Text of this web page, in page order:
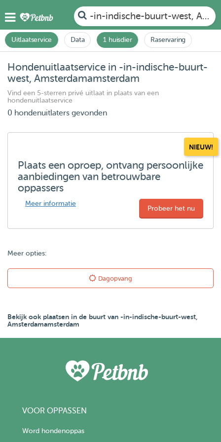
-in-indische-buurt-west,
Uitlaatservice Data 1 huisdier Raservaring
Hondenuitlaatservice in -in-indische-buurt-
west, Amsterdamamsterdam
Vind een 5-sterren privé uitlaat in plaats van een
hondenuitlaatservice
0 hondenuitlaters gevonden
NIEUW!
Plaats een oproep, ontvang persoonlijke
aanbiedingen van betrouwbare
oppassers
Meer informatie
Probeer het nu
Meer opties:
Dagopvang
Bekijk ook plaatsen in de buurt van -in-indische-buurt-west,
Amsterdamamsterdam
VOOR OPPASSEN
Word hondenoppas